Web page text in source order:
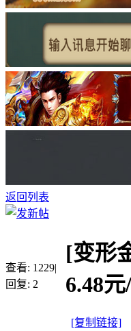
返回列表
查看: 1229|
回复: 2
[变形
6.48
[复制链接]